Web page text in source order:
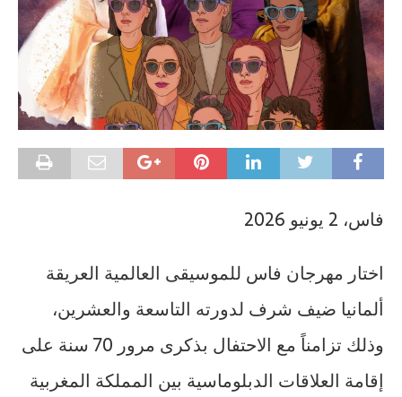
فاس، 2 يونيو 2026
اختار مهرجان فاس للموسيقى العالمية العريقة
ألمانيا ضيف شرف لدورته التاسعة والعشرين،
وذلك تزامناً مع الاحتفال بذكرى مرور 70 سنة على
إقامة العلاقات الدبلوماسية بين المملكة المغربية